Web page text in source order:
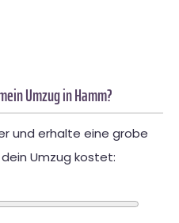
Umzug in Hamm?
und erhalte eine grobe
Umzug kostet: